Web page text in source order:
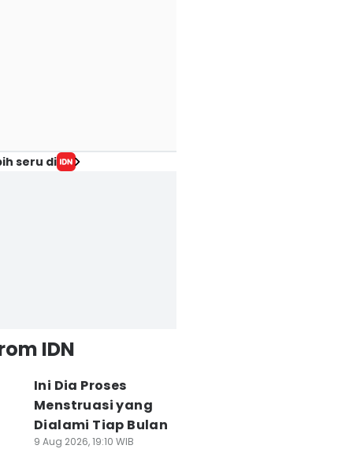
seru di
IDN
Ini Dia Proses
Menstruasi yang
Dialami Tiap Bulan
9 Aug 2026, 19:10 WIB